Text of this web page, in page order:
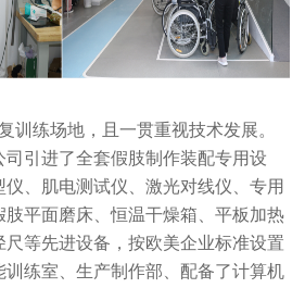
练场地，且一贯重视技术发展。
司引进了全套假肢制作装配专用设
、肌电测试仪、激光对线仪、专用
平面磨床、恒温干燥箱、平板加热
等先进设备，按欧美企业标准设置
练室、生产制作部、配备了计算机